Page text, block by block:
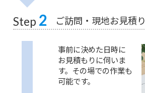
Step 2 ご訪問・現地お見積り
事前に決めた日時に
お見積もりに伺いま
す。その場での作業も
可能です。